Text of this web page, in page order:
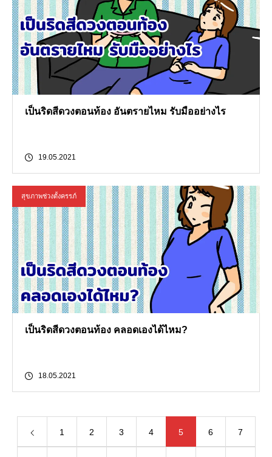
เป็นริดสีดวงตอนท้อง อันตรายไหม รับมืออย่างไร
19.05.2021
สุขภาพช่วงตั้งครรภ์
เป็นริดสีดวงตอนท้อง คลอดเองได้ไหม?
18.05.2021
1 2 3 4 5 6 7